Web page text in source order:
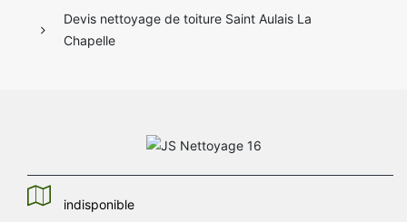
Devis nettoyage de toiture Saint Aulais La
Chapelle
indisponible